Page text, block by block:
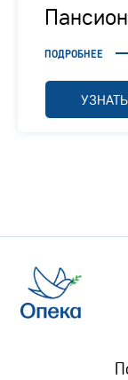
ПОДРОБНЕЕ